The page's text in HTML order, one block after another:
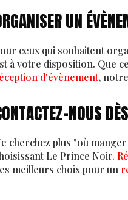
UN
ceux qui souhaitent
à votre disposition. Que
d'évènement,
NOUS
cherchez plus "où
Le Prince Noir.
meilleurs choix pour un